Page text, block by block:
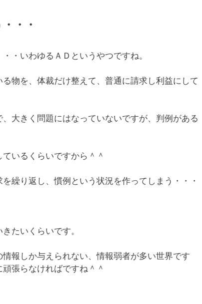
・・
・いわゆるＡＤというやつですね。
物を、体裁だけ整えて、普通に請求し利益にして
大きく問題にはなっていないですが、判例がある
いるくらいですから＾＾
繰り返し、慣例という状況を作ってしまう・・・
たいくらいです。
報しか与えられない、情報弱者が多い世界です
張らなければですね＾＾